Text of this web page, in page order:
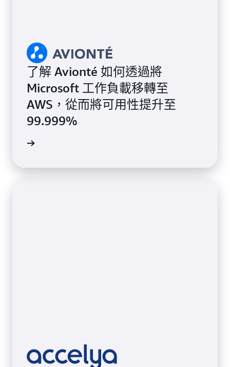
了解 Avionté 如何透過將
Microsoft 工作負載移轉至
AWS，從而將可用性提升至
99.999%